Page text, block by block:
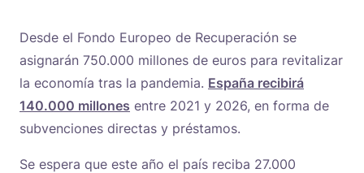
Desde el Fondo Europeo de Recuperación se
asignarán 750.000 millones de euros para revitalizar
la economía tras la pandemia. España recibirá
140.000 millones entre 2021 y 2026, en forma de
subvenciones directas y préstamos.
Se espera que este año el país reciba 27.000